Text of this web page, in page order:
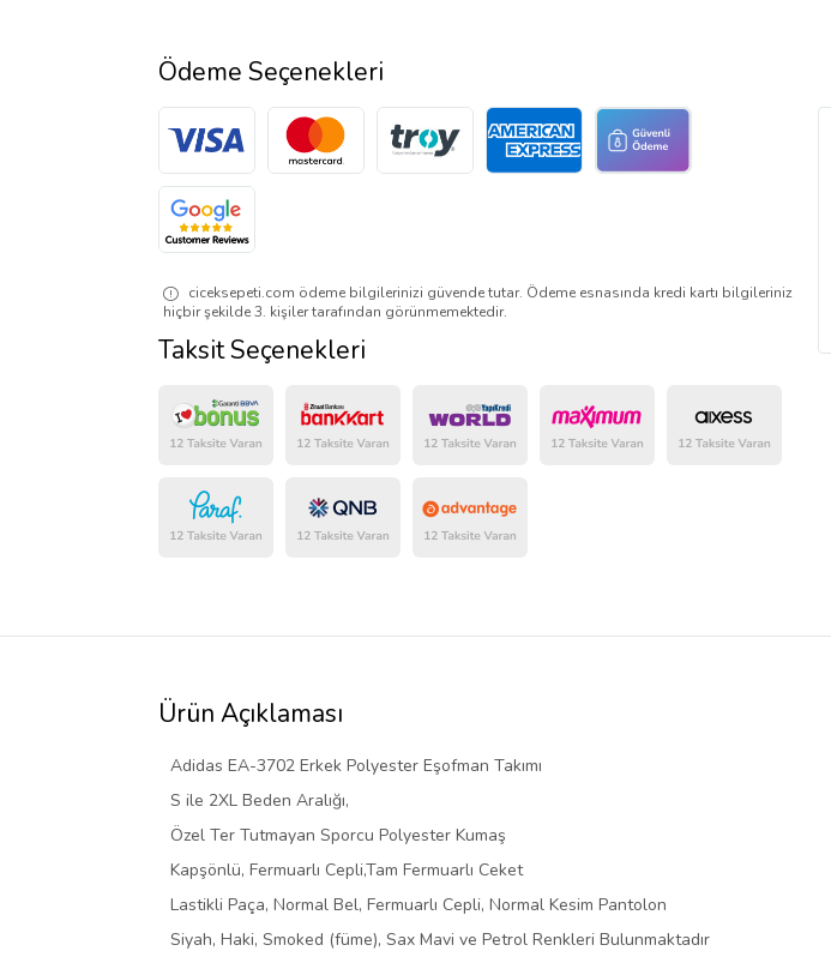
Ödeme Seçenekleri
ciceksepeti.com ödeme bilgilerinizi güvende tutar. Ödeme esnasında kredi kartı bilgileriniz
hiçbir şekilde 3. kişiler tarafından görünmemektedir.
Taksit Seçenekleri
Ürün Açıklaması
Adidas EA-3702 Erkek Polyester Eşofman Takımı
S ile 2XL Beden Aralığı,
Özel Ter Tutmayan Sporcu Polyester Kumaş
Kapşönlü, Fermuarlı Cepli,Tam Fermuarlı Ceket
Lastikli Paça, Normal Bel, Fermuarlı Cepli, Normal Kesim Pantolon
Siyah, Haki, Smoked (füme), Sax Mavi ve Petrol Renkleri Bulunmaktadır